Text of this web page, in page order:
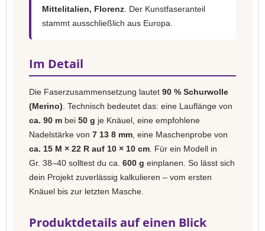
Mittelitalien, Florenz . Der Kunstfaseranteil
stammt ausschließlich aus Europa.
Im Detail
Die Faserzusammensetzung lautet 90 % Schurwolle
(Merino) . Technisch bedeutet das: eine Lauflänge von
ca. 90 m bei 50 g je Knäuel, eine empfohlene
Nadelstärke von 7 13 8 mm , eine Maschenprobe von
ca. 15 M × 22 R auf 10 × 10 cm . Für ein Modell in
Gr. 38–40 solltest du ca. 600 g einplanen. So lässt sich
dein Projekt zuverlässig kalkulieren – vom ersten
Knäuel bis zur letzten Masche.
Produktdetails auf einen Blick